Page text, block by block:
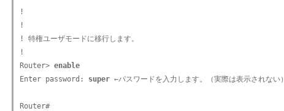
!
!
! 特権ユーザモードに移行します。
!
Router> enable
Enter password: super ←パスワードを入力します。（実際は表示されない）
Router#